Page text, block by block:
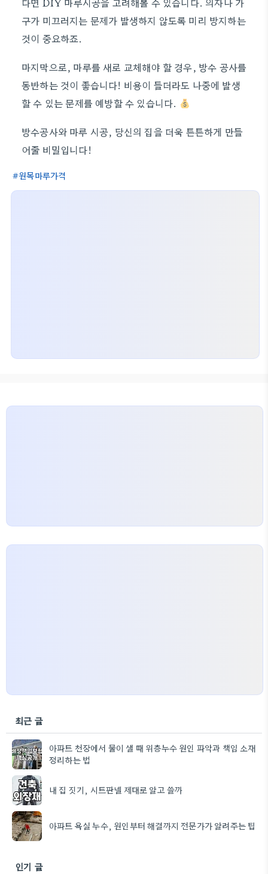
구가 미끄러지는 문제가 발생하지 않도록 미리 방지하는
것이 중요하죠.
마지막으로, 마루를 새로 교체해야 할 경우, 방수 공사를
동반하는 것이 좋습니다! 비용이 들더라도 나중에 발생
할 수 있는 문제를 예방할 수 있습니다.
방수공사와 마루 시공, 당신의 집을 더욱 튼튼하게 만들
어줄 비밀입니다!
원목마루가격
최근 글
아파트 천장에서 물이 샐 때 위층누수 원인 파악과 책임 소재
정리하는 법
내 집 짓기, 시트판넬 제대로 알고 쓸까
아파트 욕실 누수, 원인부터 해결까지 전문가가 알려주는 팁
인기 글